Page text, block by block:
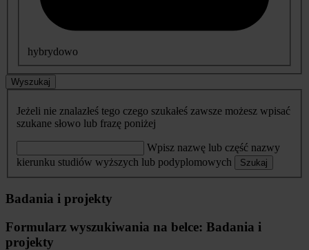
hybrydowo
Wyszukaj
Jeżeli nie znalazłeś tego czego szukałeś zawsze możesz wpisać
szukane słowo lub frazę poniżej
Wpisz nazwę lub część nazwy
kierunku studiów wyższych lub podyplomowych
Szukaj
Badania i projekty
Formularz wyszukiwania na belce: Badania i
projekty